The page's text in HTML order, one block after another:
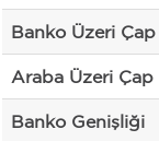
Banko Üzeri Çap
Araba Üzeri Çap
Banko Genişliği